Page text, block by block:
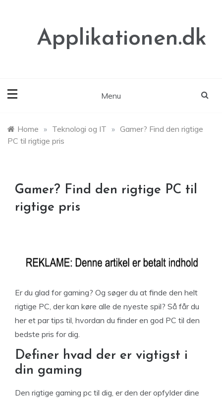
Applikationen.dk
Menu
Home » Teknologi og IT » Gamer? Find den rigtige
PC til rigtige pris
Gamer? Find den rigtige PC til
rigtige pris
Er du glad for gaming? Og søger du at finde den helt
rigtige PC, der kan køre alle de nyeste spil? Så får du
her et par tips til, hvordan du finder en god PC til den
bedste pris for dig.
Definer hvad der er vigtigst i
din gaming
Den rigtige gaming pc til dig, er den der opfylder dine